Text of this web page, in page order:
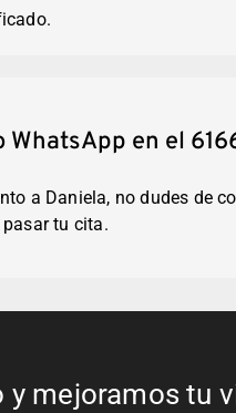
WhatsApp en el
a Daniela, no dudes de
pasar tu cita.
mejoramos tu